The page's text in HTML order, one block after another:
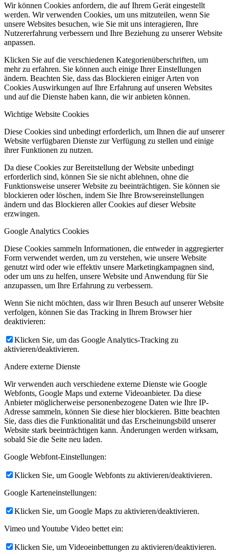
Wir können Cookies anfordern, die auf Ihrem Gerät eingestellt
werden. Wir verwenden Cookies, um uns mitzuteilen, wenn Sie
unsere Websites besuchen, wie Sie mit uns interagieren, Ihre
Nutzererfahrung verbessern und Ihre Beziehung zu unserer Website
anpassen.
Klicken Sie auf die verschiedenen Kategorienüberschriften, um
mehr zu erfahren. Sie können auch einige Ihrer Einstellungen
ändern. Beachten Sie, dass das Blockieren einiger Arten von
Cookies Auswirkungen auf Ihre Erfahrung auf unseren Websites
und auf die Dienste haben kann, die wir anbieten können.
Wichtige Website Cookies
Diese Cookies sind unbedingt erforderlich, um Ihnen die auf unserer
Website verfügbaren Dienste zur Verfügung zu stellen und einige
ihrer Funktionen zu nutzen.
Da diese Cookies zur Bereitstellung der Website unbedingt
erforderlich sind, können Sie sie nicht ablehnen, ohne die
Funktionsweise unserer Website zu beeinträchtigen. Sie können sie
blockieren oder löschen, indem Sie Ihre Browsereinstellungen
ändern und das Blockieren aller Cookies auf dieser Website
erzwingen.
Google Analytics Cookies
Diese Cookies sammeln Informationen, die entweder in aggregierter
Form verwendet werden, um zu verstehen, wie unsere Website
genutzt wird oder wie effektiv unsere Marketingkampagnen sind,
oder um uns zu helfen, unsere Website und Anwendung für Sie
anzupassen, um Ihre Erfahrung zu verbessern.
Wenn Sie nicht möchten, dass wir Ihren Besuch auf unserer Website
verfolgen, können Sie das Tracking in Ihrem Browser hier
deaktivieren:
Klicken Sie, um das Google Analytics-Tracking zu
aktivieren/deaktivieren.
Andere externe Dienste
Wir verwenden auch verschiedene externe Dienste wie Google
Webfonts, Google Maps und externe Videoanbieter. Da diese
Anbieter möglicherweise personenbezogene Daten wie Ihre IP-
Adresse sammeln, können Sie diese hier blockieren. Bitte beachten
Sie, dass dies die Funktionalität und das Erscheinungsbild unserer
Website stark beeinträchtigen kann. Änderungen werden wirksam,
sobald Sie die Seite neu laden.
Google Webfont-Einstellungen:
Klicken Sie, um Google Webfonts zu aktivieren/deaktivieren.
Google Karteneinstellungen:
Klicken Sie, um Google Maps zu aktivieren/deaktivieren.
Vimeo und Youtube Video bettet ein:
Klicken Sie, um Videoeinbettungen zu aktivieren/deaktivieren.